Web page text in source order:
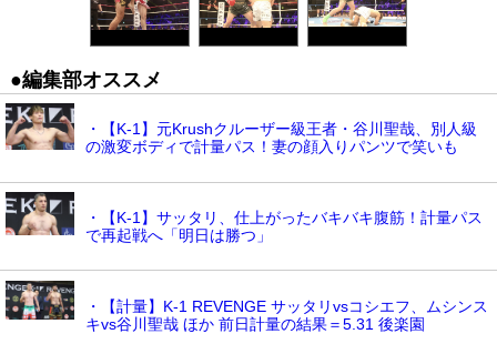
●編集部オススメ
・【K-1】元Krushクルーザー級王者・谷川聖哉、別人級
の激変ボディで計量パス！妻の顔入りパンツで笑いも
・【K-1】サッタリ、仕上がったバキバキ腹筋！計量パス
で再起戦へ「明日は勝つ」
・【計量】K-1 REVENGE サッタリvsコシエフ、ムシンス
キvs谷川聖哉 ほか 前日計量の結果＝5.31 後楽園